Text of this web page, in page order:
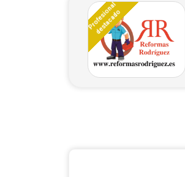
Profesional
destacado